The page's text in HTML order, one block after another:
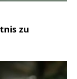
zu